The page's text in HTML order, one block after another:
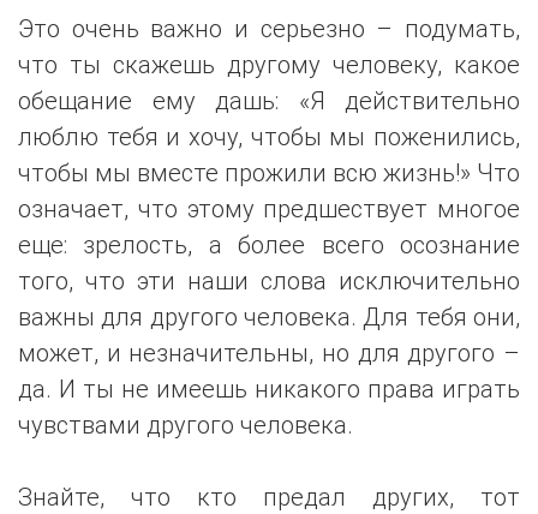
Это очень важно и серьезно – подумать,
что ты скажешь другому человеку, какое
обещание ему дашь: «Я действительно
люблю тебя и хочу, чтобы мы поженились,
чтобы мы вместе прожили всю жизнь!» Что
означает, что этому предшествует многое
еще: зрелость, а более всего осознание
того, что эти наши слова исключительно
важны для другого человека. Для тебя они,
может, и незначительны, но для другого –
да. И ты не имеешь никакого права играть
чувствами другого человека.
Знайте, что кто предал других, тот